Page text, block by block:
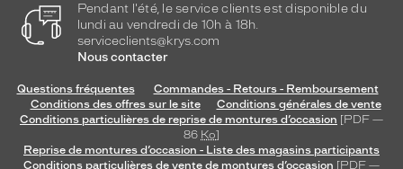
Pendant l'été, le service clients est disponible du
lundi au vendredi de 10h à 18h.
serviceclients@krys.com
Nous contacter
Questions fréquentes
Commandes - Retours - Remboursement
Conditions des offres sur le site
Conditions générales de vente
Conditions particulières de reprise de montures d’occasion [PDF —
86 Ko]
Reprise de montures d’occasion - Liste des magasins participants
Conditions particulières de vente de montures d’occasion [PDF —